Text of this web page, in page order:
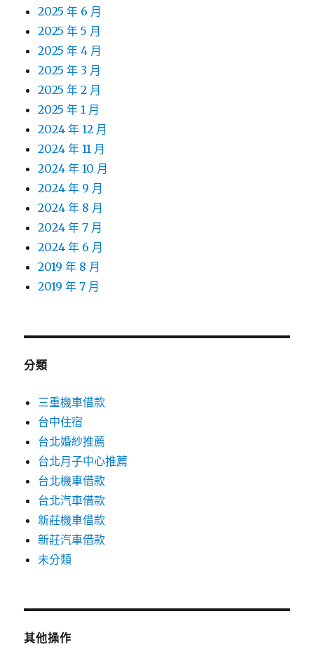
2025 年 6 月
2025 年 5 月
2025 年 4 月
2025 年 3 月
2025 年 2 月
2025 年 1 月
2024 年 12 月
2024 年 11 月
2024 年 10 月
2024 年 9 月
2024 年 8 月
2024 年 7 月
2024 年 6 月
2019 年 8 月
2019 年 7 月
分類
三重機車借款
台中住宿
台北婚紗推薦
台北月子中心推薦
台北機車借款
台北汽車借款
新莊機車借款
新莊汽車借款
未分類
其他操作